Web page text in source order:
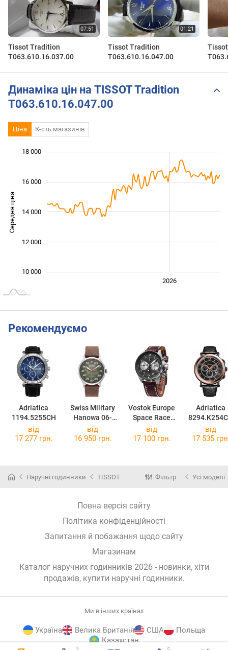
Tissot Tradition
T063.610.16.037.00
Tissot Tradition
T063.610.16.047.00
Динаміка цін на TISSOT Tradition
T063.610.16.047.00
Ціна К-сть магазинів
Середня ціна 11 000
10 000
12 000
14 000
16 000
18 000
2026
Рекомендуємо
Adriatica
1194.5255CH
Swiss Military
Hanowa 06-
4335.04.006
Vostok Europe
Space Race
6S21-325A666
Adriatica
від
17 277 грн.
від
16 950 грн.
від
17 100 грн.
від
17 535
Наручні годинники TISSOT Фільтр Усі моделі
Повна версія сайту
Політика конфіденційності
Запитання й побажання щодо сайту
Магазинам
Каталог наручних годинників 2026 - новинки, хіти
продажів, купити наручні годинники.
Ми в інших країнах
Україна Велика Британія США
Польща
Казахстан